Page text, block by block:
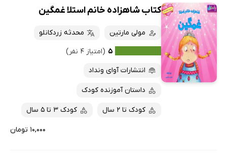
کتاب شاهزاده خانم استلا غمگین
مولی مارتین
محدثه زردکانلو
۵ (امتیاز ۴ نفر)
انتشارات آوای ونداد
داستان آموزنده کودک
کودک تا 2 سال کودک 3 تا 5 سال
۱۰,۰۰۰ تومان